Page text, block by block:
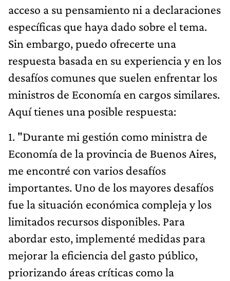
acceso a su pensamiento ni a declaraciones
específicas que haya dado sobre el tema.
Sin embargo, puedo ofrecerte una
respuesta basada en su experiencia y en los
desafíos comunes que suelen enfrentar los
ministros de Economía en cargos similares.
Aquí tienes una posible respuesta:
1. "Durante mi gestión como ministra de
Economía de la provincia de Buenos Aires,
me encontré con varios desafíos
importantes. Uno de los mayores desafíos
fue la situación económica compleja y los
limitados recursos disponibles. Para
abordar esto, implementé medidas para
mejorar la eficiencia del gasto público,
priorizando áreas críticas como la